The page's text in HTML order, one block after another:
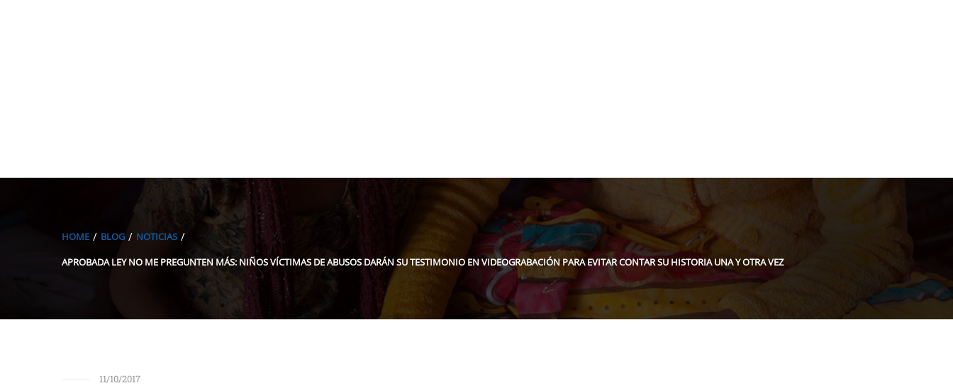
HOME BLOG
NOTICIAS
APROBADA LEY NO ME PREGUNTEN MÁS: NIÑOS VÍCTIMAS DE ABUSOS DARÁN SU TESTIMONIO EN VIDEOGRABACIÓN PARA EVITAR CONTAR SU HISTORIA UNA Y OTRA VEZ
11/10/2017